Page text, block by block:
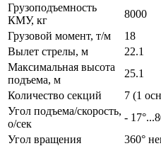
Грузоподъемность
КМУ, кг
8000
Грузовой момент, т/м
18
Вылет стрелы, м
22.1
Максимальная высота
подъема, м
25.1
Количество секций
7 (1
Угол подъема/скорость,
о/сек
-
Угол вращения
360°